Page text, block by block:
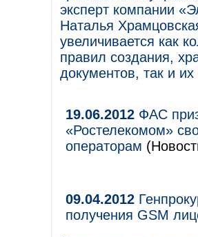
эксперт компании
Наталья
увеличивается как
правил создания,
документов, так и
19.06.2012 ФАС
«Ростелекомом»
операторам
09.04.2012
получения GSM